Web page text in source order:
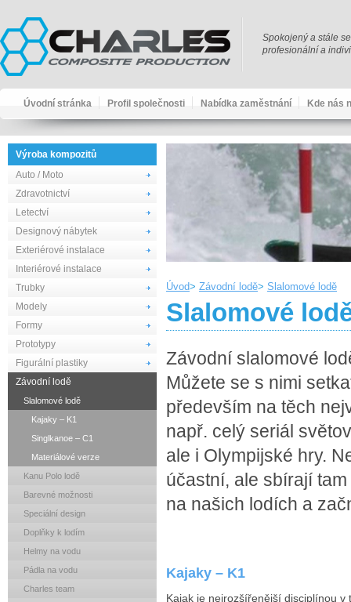
Spokojený a stále
profesionální a
Úvodní stránka Profil společnosti Nabídka zaměstnání Kde nás
Výroba kompozitů
Auto / Moto
Zdravotnictví
Letectví
Designový nábytek
Exteriérové instalace
Interiérové instalace
Trubky
Modely
Formy
Prototypy
Figurální plastiky
Závodní lodě
Slalomové lodě
Kajaky – K1
Singlkanoe – C1
Materiálové verze
Kanu Polo lodě
Barevné možnosti
Speciální design
Doplňky k lodím
Helmy na vodu
Pádla na vodu
Charles team
Úvod Závodní lodě Slalomové lodě
Slalomové
Závodní slalomové
Můžete se s nimi
především na těch
např. celý seriál
ale i Olympijské hry.
účastní, ale sbírají
na našich lodích a
Kajaky – K1
Kajak je nejrozšířenější disciplínou